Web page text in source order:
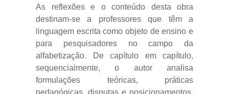
As reflexões e o conteúdo desta obra
destinam-se a professores que têm a
linguagem escrita como objeto de ensino e
para pesquisadores no campo da
alfabetização. De capítulo em capítulo,
sequencialmente, o autor analisa
formulações teóricas, práticas